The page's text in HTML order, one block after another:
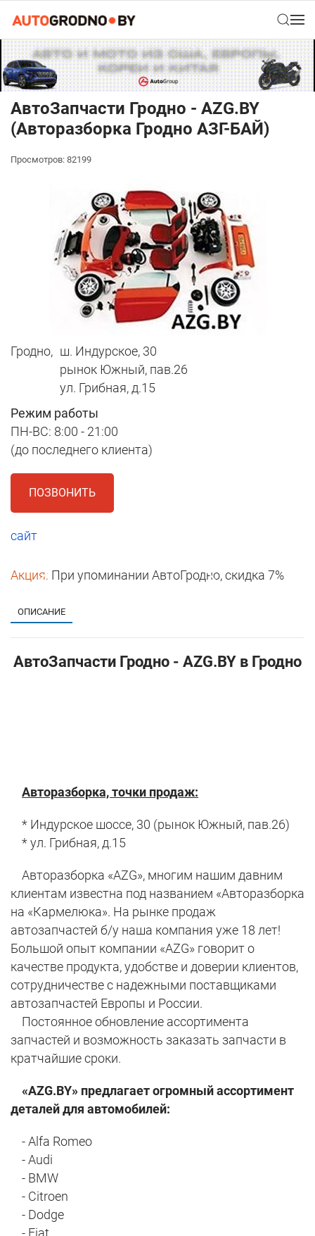
AвтоЗапчасти Гродно - AZG.BY
(Авторазборка Гродно АЗГ-БАЙ)
Просмотров: 82199
Гродно, ш. Индурское, 30
рынок Южный, пав.26
ул. Грибная, д.15
Режим работы
ПН-ВС: 8:00 - 21:00
(до последнего клиента)
ПОЗВОНИТЬ
сайт
Акция: При упоминании АвтоГродно, скидка 7%
ОПИСАНИЕ
AвтоЗапчасти Гродно - AZG.BY в Гродно
Авторазборка, точки продаж:
* Индурское шоссе, 30 (рынок Южный, пав.26)
* ул. Грибная, д.15
Авторазборка «AZG», многим нашим давним
клиентам известна под названием «Авторазборка
на «Кармелюка». На рынке продаж
автозапчастей б/у наша компания уже 18 лет!
Большой опыт компании «AZG» говорит о
качестве продукта, удобстве и доверии клиентов,
сотрудничестве с надежными поставщиками
автозапчастей Европы и России.
Постоянное обновление ассортимента
запчастей и возможность заказать запчасти в
кратчайшие сроки.
«AZG.BY» предлагает огромный ассортимент
деталей для автомобилей:
- Alfa Romeo
- Audi
- BMW
- Citroen
- Dodge
- Fiat